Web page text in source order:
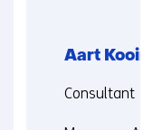
Aart
Functie:
Consultant